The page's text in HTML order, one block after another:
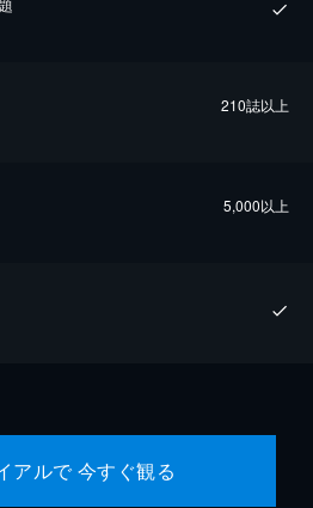
210誌以上
5,000以上
アルで 今すぐ観る